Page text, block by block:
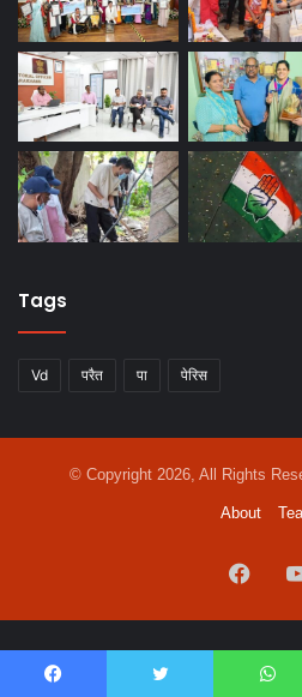
Tags
Vd परैत पा पेरिस
© Copyright 2026, All Rights
About